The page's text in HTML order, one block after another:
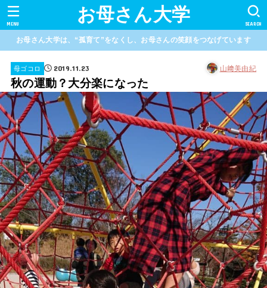
お母さん大学 SEARCH
MENU
お母さん大学は、“孤育て”をなくし、お母さんの笑顔をつなげています
母ゴコロ 2019.11.23 山﨑美由紀
秋の運動？大分楽になった